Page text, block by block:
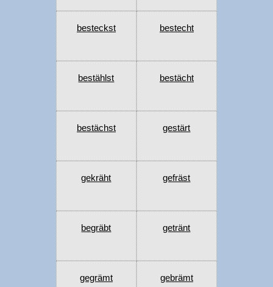
besteckst bestecht
bestählst bestächt
bestächst gestärt
gekräht gefräst
begräbt getränt
gegrämt gebrämt